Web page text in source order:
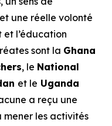
une réelle volonté
l’éducation
sont la Ghana
, le National
et le Uganda
a reçu une
mener les activités